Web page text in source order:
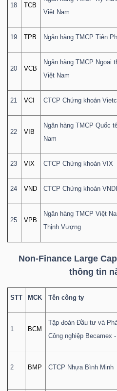
18 TCB
Việt Nam
19 TPB Ngân hàng TMCP Tiên
20 VCB
Ngân hàng TMCP Ngoại
Việt Nam
21 VCI CTCP Chứng khoán
22 VIB
Ngân hàng TMCP Quốc
Nam
23 VIX CTCP Chứng khoán VIX
24 VND CTCP Chứng khoán
25 VPB
Ngân hàng TMCP Việt
Thịnh Vượng
Non-Finance Large
thông tin
STT MCK Tên công ty
1 BCM
Tập đoàn Đầu tư và
Công nghiệp Becamex
2 BMP CTCP Nhựa Bình Minh
cáo
(-)
Thuật
ngữ
(-)
Dịch
vụ
(-)
tạo
chính